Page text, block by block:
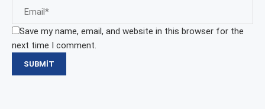
Save my name, email, and website in this browser for the
next time I comment.